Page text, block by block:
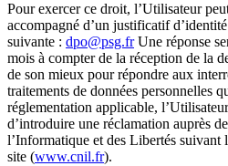
Pour exercer ce droit, l’Utilisateur
accompagné d’un justificatif
suivante : dpo@psg.frUne réponse
mois à compter de la réception de la
de son mieux pour répondre aux
traitements de données personnelles
réglementation applicable,
d’introduire une réclamation auprès
l’Informatique et des Libertés suivant
site (www.cnil.fr).